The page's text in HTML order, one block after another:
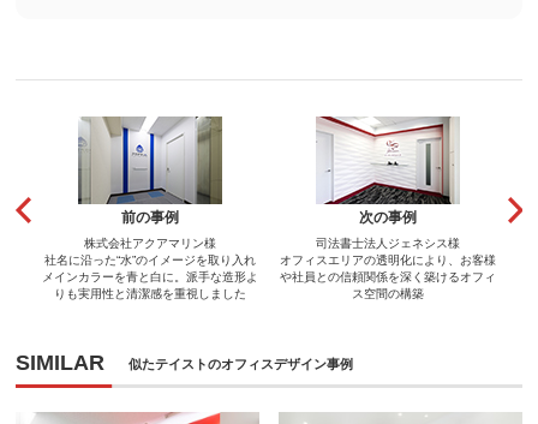
前の事例
株式会社アクアマリン様
社名に沿った“水”のイメージを取り入れ
メインカラーを青と白に。派手な造形よ
りも実用性と清潔感を重視しました
次の事例
司法書士法人ジェネシス様
オフィスエリアの透明化により、お客様
や社員との信頼関係を深く築けるオフィ
ス空間の構築
SIMILAR 似たテイストのオフィスデザイン事例